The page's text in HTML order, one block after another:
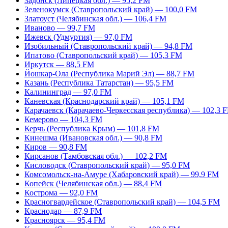
Зеленокумск (Ставропольский край) — 100,0 FM
Златоуст (Челябинская обл.) — 106,4 FM
Иваново — 99,7 FM
Ижевск (Удмуртия) — 97,0 FM
Изобильный (Ставропольский край) — 94,8 FM
Ипатово (Ставропольский край) — 105,3 FM
Иркутск — 88,5 FM
Йошкар-Ола (Республика Марий Эл) — 88,7 FM
Казань (Республика Татарстан) — 95,5 FM
Калининград — 97,0 FM
Каневская (Краснодарский край) — 105,1 FM
Карачаевск (Карачаево-Черкесская республика) — 102,3
Кемерово — 104,3 FM
Керчь (Республика Крым) — 101,8 FM
Кинешма (Ивановская обл.) — 90,8 FM
Киров — 90,8 FM
Кирсанов (Тамбовская обл.) — 102,2 FM
Кисловодск (Ставропольский край) — 95,0 FM
Комсомольск-на-Амуре (Хабаровский край) — 99,9 FM
Копейск (Челябинская обл.) — 88,4 FM
Кострома — 92,0 FM
Красногвардейское (Ставропольский край) — 104,5 FM
Краснодар — 87,9 FM
Красноярск — 95,4 FM